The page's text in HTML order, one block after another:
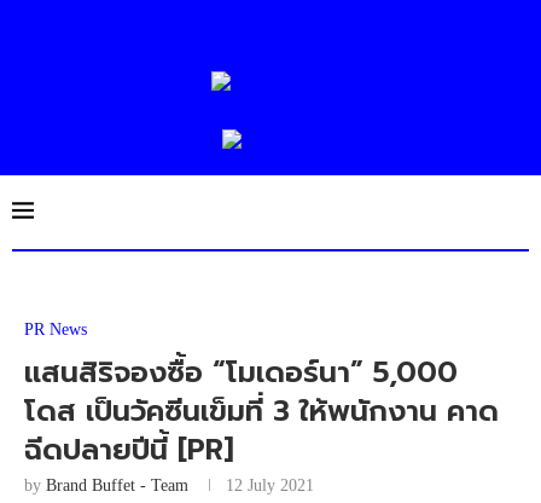
PR News
แสนสิริจองซื้อ “โมเดอร์นา” 5,000
โดส เป็นวัคซีนเข็มที่ 3 ให้พนักงาน คาด
ฉีดปลายปีนี้ [PR]
by Brand Buffet - Team 12 July 2021